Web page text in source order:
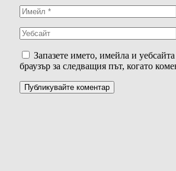
Запазете името, имейла и
браузър за следващия път, когато